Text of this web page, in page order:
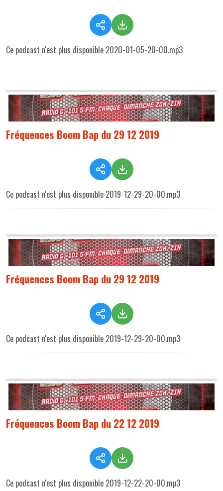
Ce podcast n'est plus disponible 2020-01-05-20-00.mp3
Fréquences Boom Bap du 29 12 2019
Ce podcast n'est plus disponible 2019-12-29-20-00.mp3
Fréquences Boom Bap du 29 12 2019
Ce podcast n'est plus disponible 2019-12-29-20-00.mp3
Fréquences Boom Bap du 22 12 2019
Ce podcast n'est plus disponible 2019-12-22-20-00.mp3